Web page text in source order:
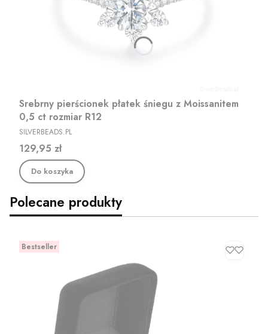
Srebrny pierścionek płatek śniegu z Moissanitem
0,5 ct rozmiar R12
PRODUCENT
SILVERBEADS.PL
Cena
129,95 zł
Do koszyka
Polecane produkty
Bestseller